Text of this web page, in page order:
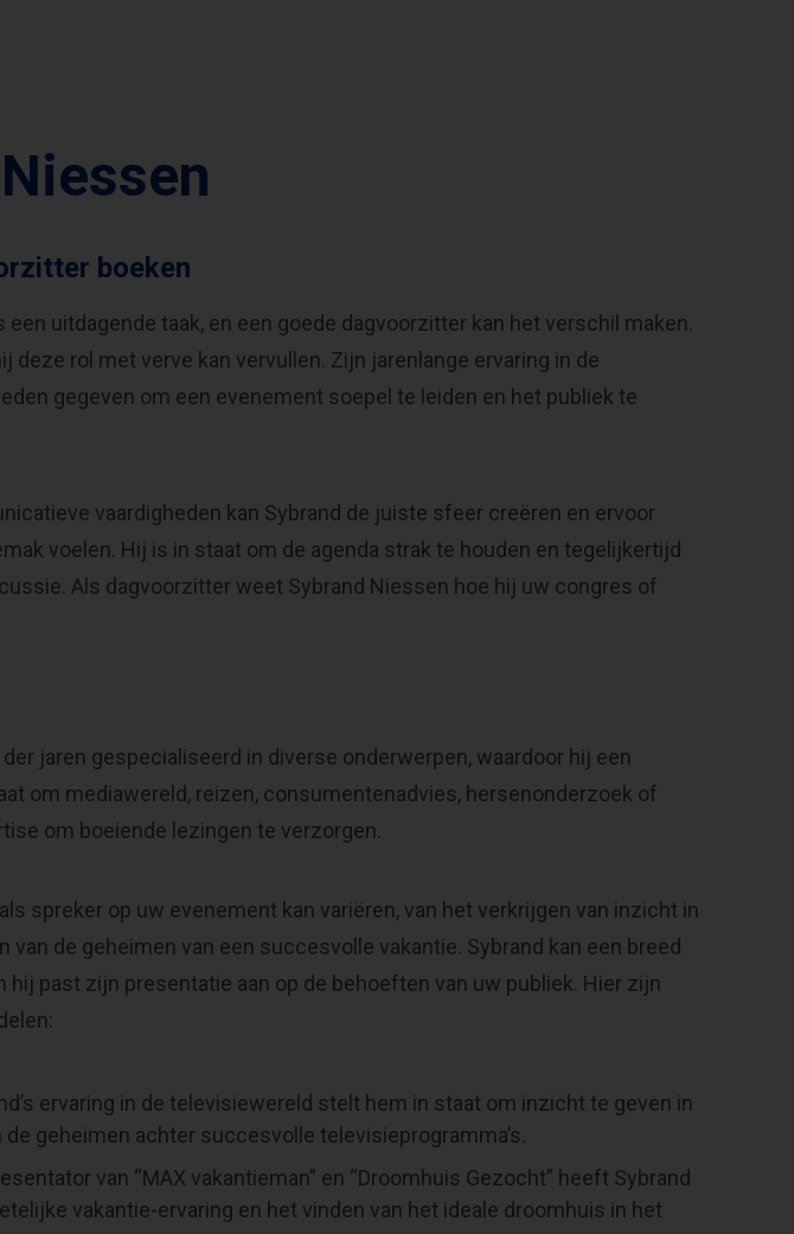
boeken
uitdagende taak, en een goede dagvoorzitter kan het verschil maken.
deze rol met verve kan vervullen. Zijn jarenlange ervaring in de
gegeven om een evenement soepel te leiden en het publiek te
vaardigheden kan Sybrand de juiste sfeer creëren en ervoor
voelen. Hij is in staat om de agenda strak te houden en tegelijkertijd
Als dagvoorzitter weet Sybrand Niessen hoe hij uw congres of
jaren gespecialiseerd in diverse onderwerpen, waardoor hij een
om mediawereld, reizen, consumentenadvies, hersenonderzoek of
om boeiende lezingen te verzorgen.
spreker op uw evenement kan variëren, van het verkrijgen van inzicht in
de geheimen van een succesvolle vakantie. Sybrand kan een breed
hij past zijn presentatie aan op de behoeften van uw publiek. Hier zijn
ervaring in de televisiewereld stelt hem in staat om inzicht te geven in
geheimen achter succesvolle televisieprogramma’s.
van “MAX vakantieman” en “Droomhuis Gezocht” heeft Sybrand
vakantie-ervaring en het vinden van het ideale droomhuis in het